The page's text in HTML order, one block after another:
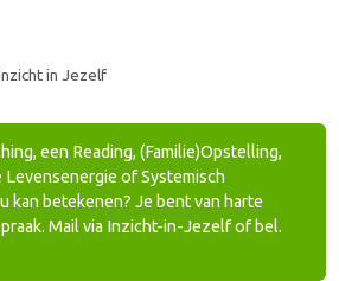
in Jezelf
een Reading, (Familie)Opstelling,
Levensenergie of Systemisch
kan betekenen? Je bent van harte
Mail via Inzicht-in-Jezelf of bel.